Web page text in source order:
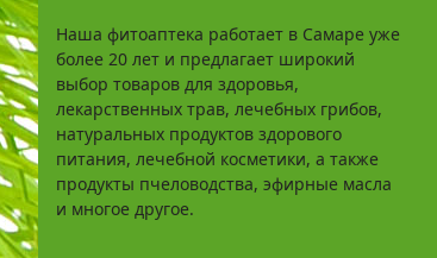
Наша фитоаптека работает в Самаре уже
более 20 лет и предлагает широкий
выбор товаров для здоровья,
лекарственных трав, лечебных грибов,
натуральных продуктов здорового
питания, лечебной косметики, а также
продукты пчеловодства, эфирные масла
и многое другое.